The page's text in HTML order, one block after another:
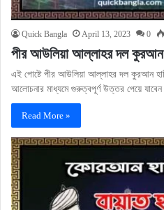
Quick Bangla April 13, 2023 0
পীর আউলিয়া আল্লাহর দল কুরআন
এই পোষ্টে পীর আউলিয়া আল্লাহর দল কুরআন
আলোচনার মাধ্যমে গুরুত্বপূর্ণ উত্তর পেয়ে
Read More »